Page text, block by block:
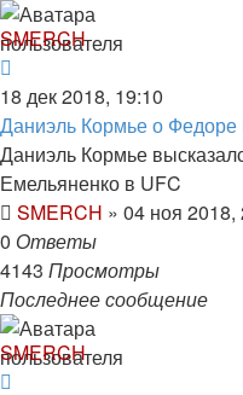
SMERCH
18 дек 2018, 19:10
Даниэль Кормье о
Даниэль Кормье
Емельяненко в UFC
SMERCH » 04 ноя 2018,
0 Ответы
4143 Просмотры
Последнее сообщение
SMERCH